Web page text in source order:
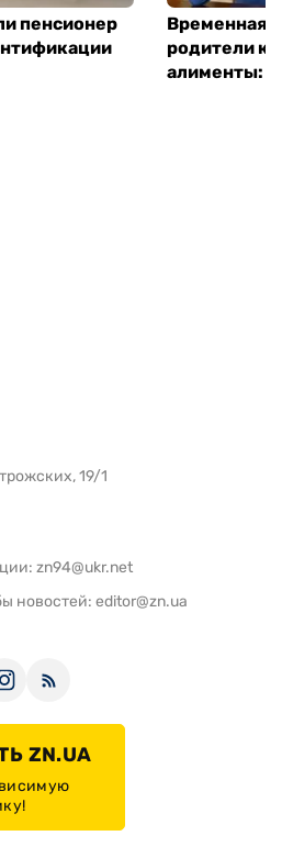
пенсионер
Временная
родители
алименты:
19/1
zn94@ukr.net
новостей: editor@zn.ua
ZN.UA